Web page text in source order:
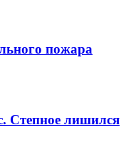
пожара
Степное лишился